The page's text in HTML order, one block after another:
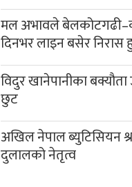
मल अभावले
दिनभर लाइन बसेर निरास
विदुर खानेपानीका बक्यौता
छुट
अखिल नेपाल ब्युटिसियन
दुलालको नेतृत्व